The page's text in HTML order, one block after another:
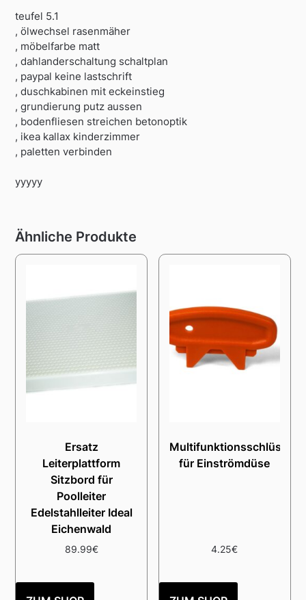
teufel 5.1
, ölwechsel rasenmäher
, möbelfarbe matt
, dahlanderschaltung schaltplan
, paypal keine lastschrift
, duschkabinen mit eckeinstieg
, grundierung putz aussen
, bodenfliesen streichen betonoptik
, ikea kallax kinderzimmer
, paletten verbinden
yyyyy
Ähnliche Produkte
Ersatz
Leiterplattform
Sitzbord für
Poolleiter
Edelstahlleiter Ideal
Eichenwald
89.99€
Multifunktionsschlüssel
für Einströmdüse
4.25€